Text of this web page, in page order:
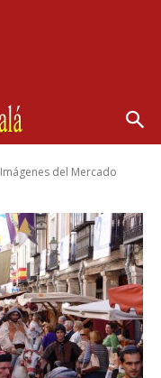
Imágenes del Mercado